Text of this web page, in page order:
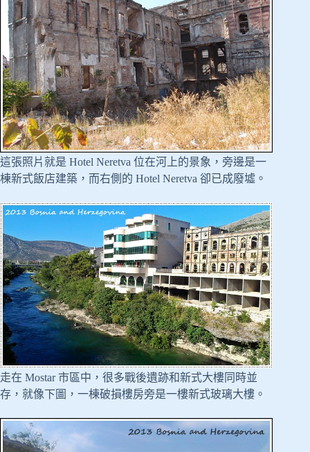
這張照片就是 Hotel Neretva 位在河上的景象，旁邊是一
棟新式飯店建築，而右側的 Hotel Neretva 卻已成廢墟。
走在 Mostar 市區中，很多戰後遺跡和新式大樓同時並
存，就像下圖，一棟破損樓房旁是一樓新式玻璃大樓。